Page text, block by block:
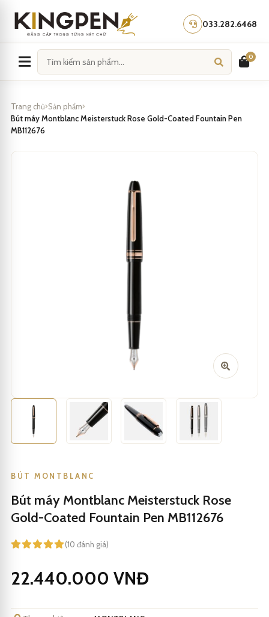
content
033.282.6468
0
Trang chủ Sản phẩm
Bút máy Montblanc Meisterstuck Rose Gold-Coated Fountain Pen
MB112676
BÚT MONTBLANC
Bút máy Montblanc Meisterstuck Rose
Gold-Coated Fountain Pen MB112676
(10 đánh giá)
22.440.000 VNĐ